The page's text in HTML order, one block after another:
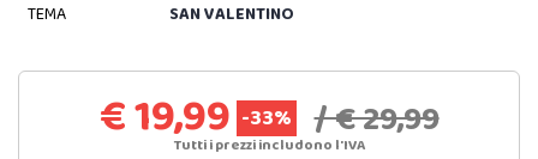
TEMA SAN VALENTINO
€ 19,99 -33% / € 29,99
Tutti i prezzi includono l'IVA